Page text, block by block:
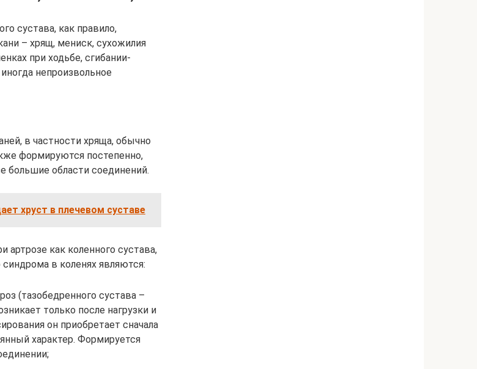
сустава, как правило,
– хрящ, мениск, сухожилия
при ходьбе, сгибании-
непроизвольное
в частности хряща, обычно
формируются постепенно,
большие области соединений.
хруст в плечевом суставе
как коленного сустава,
в коленях являются:
(тазобедренного сустава –
только после нагрузки и
он приобретает сначала
характер. Формируется